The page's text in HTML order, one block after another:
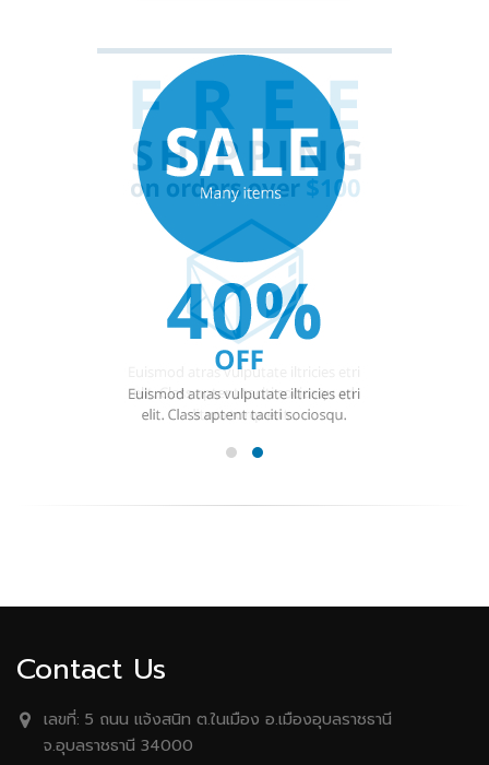
Contact Us
จ.อุบลราชธานี 34000
Email: mail@utc.ac.th
Follow Us